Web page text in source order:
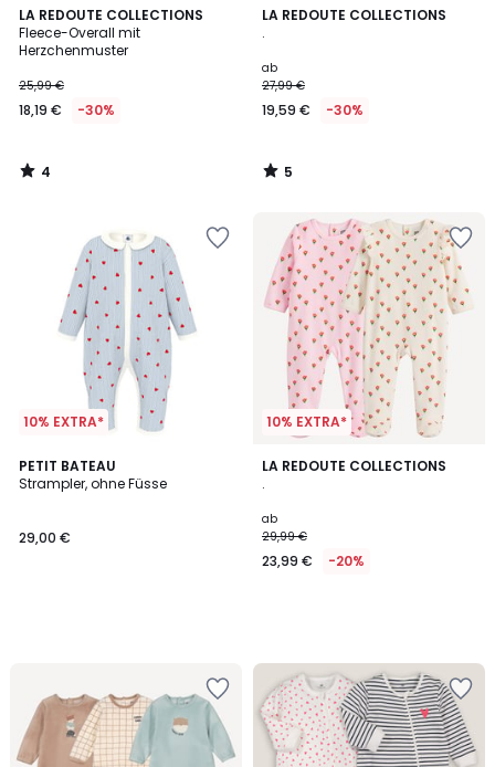
LA REDOUTE COLLECTIONS
Fleece-Overall mit
Herzchenmuster
25,99 €
18,19 € -30%
4
/
5
4
/
LA REDOUTE COLLECTIONS
.
ab
27,99 €
19,59 € -30%
5
5
/
10% EXTRA*
PETIT BATEAU
Strampler, ohne Füsse
29,00 €
10% EXTRA*
LA REDOUTE COLLECTIONS
.
ab
29,99 €
23,99 € -20%